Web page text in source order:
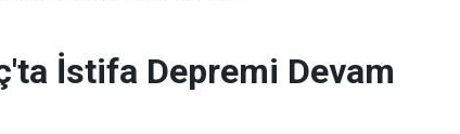
İstifa Depremi Devam